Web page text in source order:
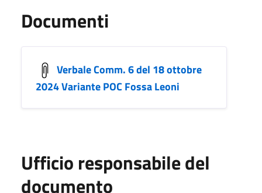
Documenti
Verbale Comm. 6 del 18 ottobre
2024 Variante POC Fossa Leoni
Ufficio responsabile del
documento